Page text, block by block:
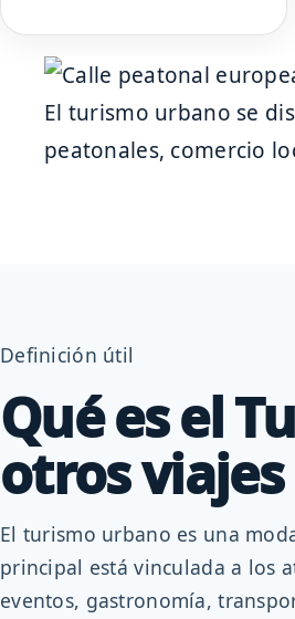
El turismo urbano se
peatonales, comercio
Definición útil
Qué es el
otros viajes
El turismo urbano es una
principal está vinculada a los
eventos, gastronomía,